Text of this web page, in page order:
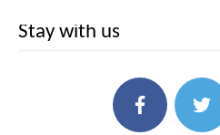
Stay with us